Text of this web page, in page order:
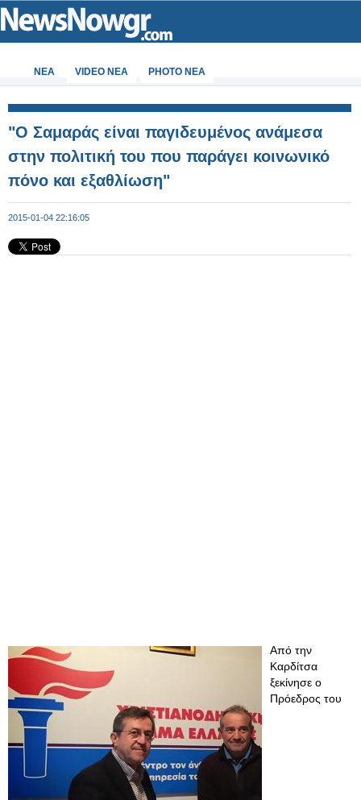
ΝΕΑ VIDEO NEA PHOTO NEA
"Ο Σαμαράς είναι παγιδευμένος ανάμεσα
στην πολιτική του που παράγει κοινωνικό
πόνο και εξαθλίωση"
2015-01-04 22:16:05
Από την
Καρδίτσα
ξεκίνησε ο
Πρόεδρος του